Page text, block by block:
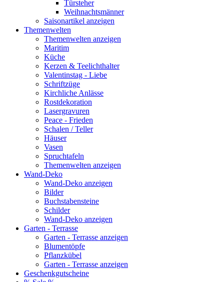
Türsteher
Weihnachtsmänner
Saisonartikel anzeigen
Themenwelten
Themenwelten anzeigen
Maritim
Küche
Kerzen & Teelichthalter
Valentinstag - Liebe
Schriftzüge
Kirchliche Anlässe
Rostdekoration
Lasergravuren
Peace - Frieden
Schalen / Teller
Häuser
Vasen
Spruchtafeln
Themenwelten anzeigen
Wand-Deko
Wand-Deko anzeigen
Bilder
Buchstabensteine
Schilder
Wand-Deko anzeigen
Garten - Terrasse
Garten - Terrasse anzeigen
Blumentöpfe
Pflanzkübel
Garten - Terrasse anzeigen
Geschenkgutscheine